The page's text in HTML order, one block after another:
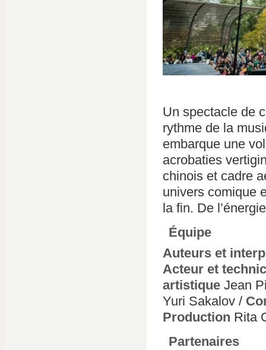
Un spectacle de
rythme de la
embarque une
acrobaties
chinois et cadre
univers comique
la fin. De
Équipe
Auteurs et
Acteur et
artistiqueJean
Yuri Sakalov /
Production Rita
Partenaires